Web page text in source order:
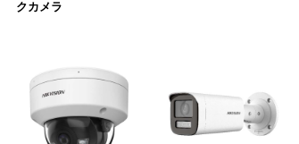
クカメラ